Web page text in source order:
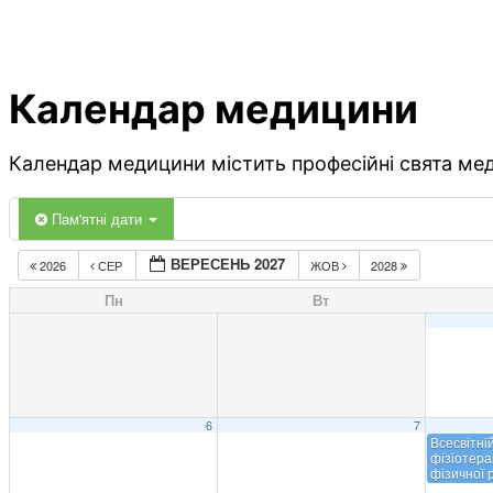
Календар медицини
Календар медицини містить професійні свята
Пам'ятні дати
2026 СЕР ВЕРЕСЕНЬ 2027 ЖОВ 2028
Пн Вт
6 7
фізичної